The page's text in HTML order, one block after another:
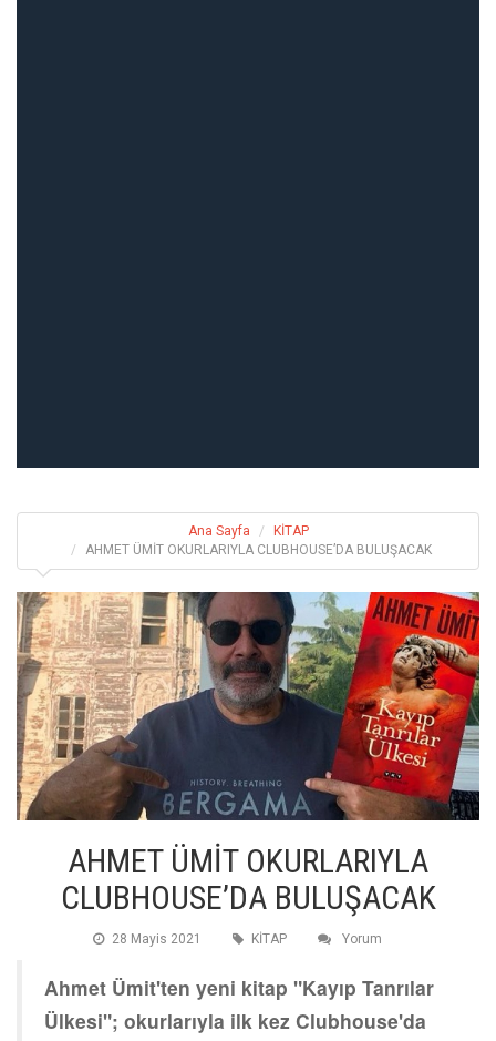
Ana Sayfa
KİTAP
AHMET ÜMİT OKURLARIYLA CLUBHOUSE’DA BULUŞACAK
AHMET ÜMİT OKURLARIYLA
CLUBHOUSE’DA BULUŞACAK
28 Mayis 2021 KİTAP Yorum
Ahmet Ümit'ten yeni kitap "Kayıp Tanrılar
Ülkesi"; okurlarıyla ilk kez Clubhouse'da